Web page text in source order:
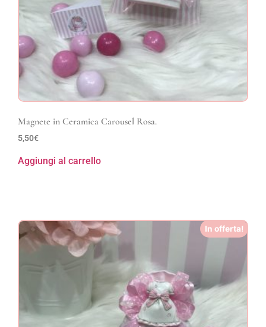
Magnete in Ceramica Carousel Rosa.
5,50€
Aggiungi al carrello
In offerta!